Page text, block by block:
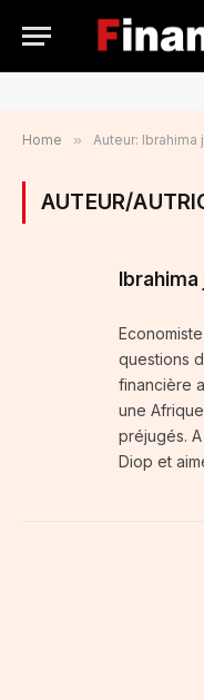
Home » Auteur: Ibrahima
AUTEUR/
Ibrahima
questions
financière
une
préjugés.
Diop et